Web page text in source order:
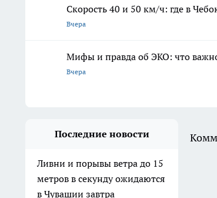
Скорость 40 и 50 км/ч: где в
Вчера
Мифы и правда об ЭКО: что
Вчера
Последние новости
Ливни и порывы ветра до 15
метров в секунду ожидаются
в Чувашии завтра